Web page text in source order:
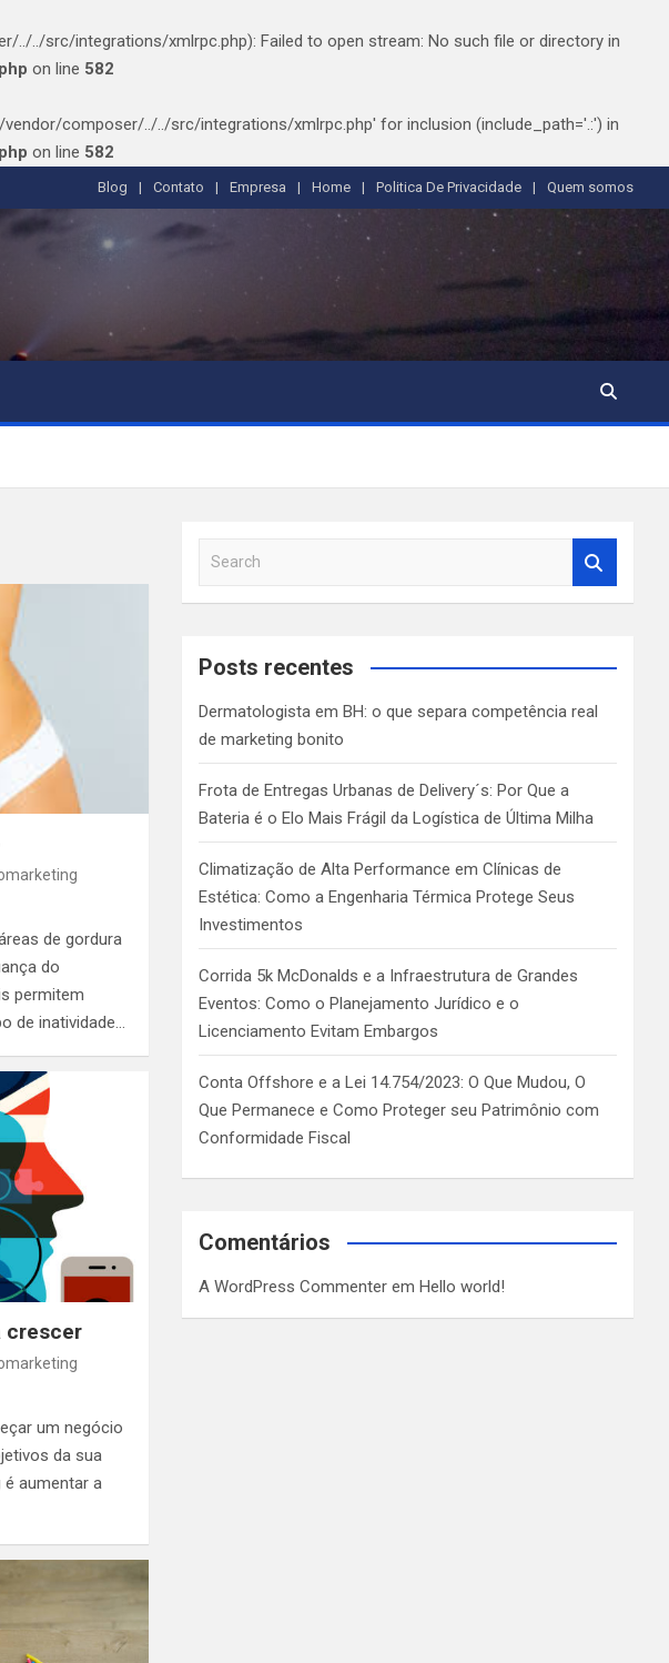
../src/integrations/xmlrpc.php): Failed to open stream: No such file or directory in
on line 582
composer/../../src/integrations/xmlrpc.php' for inclusion (include_path='.:') in
on line 582
Blog Contato Empresa Home Politica De Privacidade Quem somos
de gordura
do
permitem
de inatividade…
crescer
um negócio
da sua
aumentar a
a
c
Posts recentes
Dermatologista em BH: o que separa competência real
de marketing bonito
Frota de Entregas Urbanas de Delivery´s: Por Que a
Bateria é o Elo Mais Frágil da Logística de Última Milha
Climatização de Alta Performance em Clínicas de
Estética: Como a Engenharia Térmica Protege Seus
Investimentos
Corrida 5k McDonalds e a Infraestrutura de Grandes
Eventos: Como o Planejamento Jurídico e o
Licenciamento Evitam Embargos
Conta Offshore e a Lei 14.754/2023: O Que Mudou, O
Que Permanece e Como Proteger seu Patrimônio com
Conformidade Fiscal
Comentários
A WordPress Commenter emHello world!